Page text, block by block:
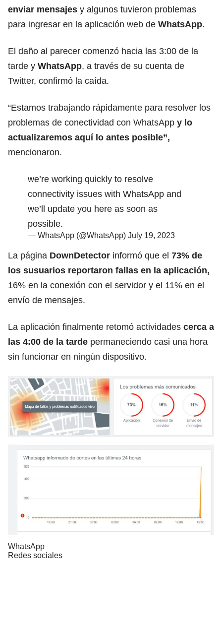
enviar mensajes y algunos tuvieron problemas
para ingresar en la aplicación web de WhatsApp.
El daño al parecer comenzó hacia las 3:00 de la
tarde y WhatsApp, a través de su cuenta de
Twitter, confirmó la caída.
“Estamos trabajando rápidamente para resolver los
problemas de conectividad con WhatsApp y lo
actualizaremos aquí lo antes posible”,
mencionaron.
we’re working quickly to resolve
connectivity issues with WhatsApp and
we’ll update you here as soon as
possible.
— WhatsApp (@WhatsApp) July 19, 2023
La página DownDetector informó que el 73% de
los susuarios reportaron fallas en la aplicación,
16% en la conexión con el servidor y el 11% en el
envío de mensajes.
La aplicación finalmente retomó actividades cerca a
las 4:00 de la tarde permaneciendo casi una hora
sin funcionar en ningún dispositivo.
WhatsApp
Redes sociales